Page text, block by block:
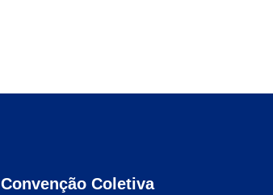
Convenção Coletiva